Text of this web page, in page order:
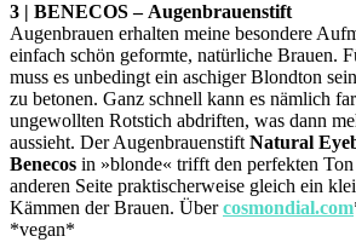
3 | BENECOS – Augenbrauenstift
Augenbrauen erhalten meine besondere
einfach schön geformte, natürliche Brauen.
muss es unbedingt ein aschiger Blondton
zu betonen. Ganz schnell kann es nämlich
ungewollten Rotstich abdriften, was dann
aussieht. Der Augenbrauenstift Natural
Benecos in »blonde« trifft den perfekten
anderen Seite praktischerweise gleich ein
Kämmen der Brauen. Übercosmondial.com
*vegan*